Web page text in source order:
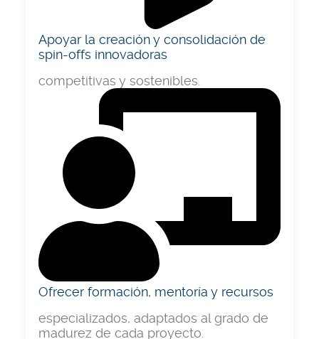
Apoyar la creación y consolidación de
spin-offs innovadoras
competitivas y sostenibles.
Ofrecer formación, mentoría y recursos
especializados, adaptados al grado de
madurez de cada proyecto.